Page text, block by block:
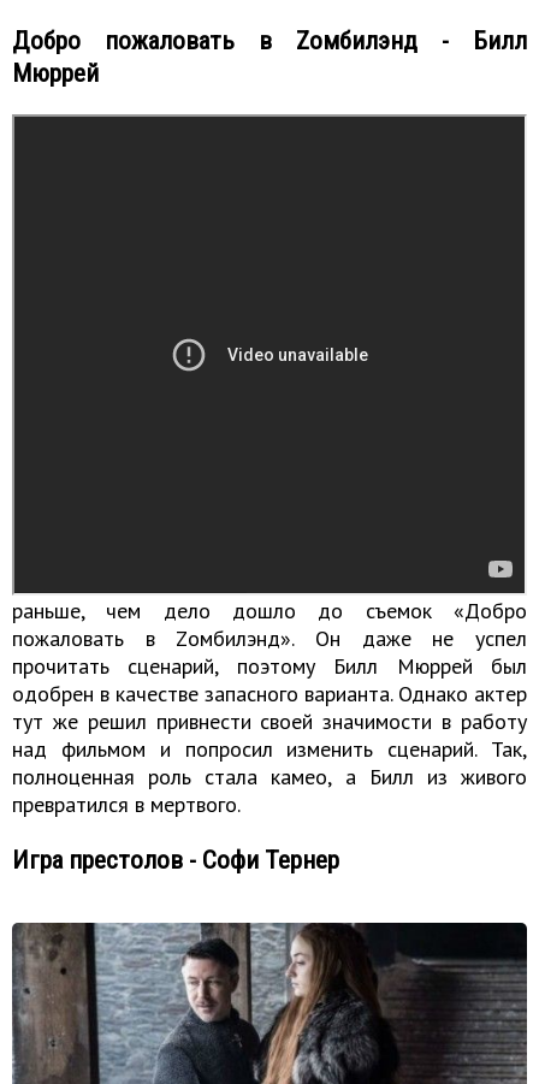
Добро пожаловать в Zомбилэнд - Билл
Мюррей
Роль изначально предназначалась для Патрика
Суэйзи, но рак поджелудочной железы одолел его
раньше, чем дело дошло до съемок «Добро
пожаловать в Zомбилэнд». Он даже не успел
прочитать сценарий, поэтому Билл Мюррей был
одобрен в качестве запасного варианта. Однако актер
тут же решил привнести своей значимости в работу
над фильмом и попросил изменить сценарий. Так,
полноценная роль стала камео, а Билл из живого
превратился в мертвого.
Игра престолов - Софи Тернер